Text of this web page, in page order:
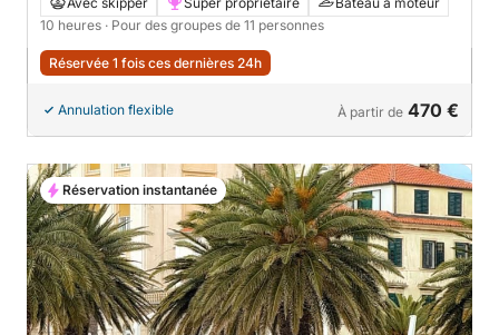
10 heures · Pour des groupes de 11 personnes
Réservée 1 fois ces dernières 24h
Annulation flexible À partir de 470 €
Réservation instantanée